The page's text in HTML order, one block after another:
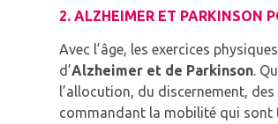
2. ALZHEIMER ET PARKINSON
Avec l’âge, les exercices
d’Alzheimer et de Parkinson.
l’allocution, du discernement,
commandant la mobilité qui sont